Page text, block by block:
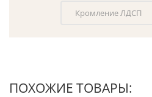
Кромление ЛДСП
ПОХОЖИЕ ТОВАРЫ: